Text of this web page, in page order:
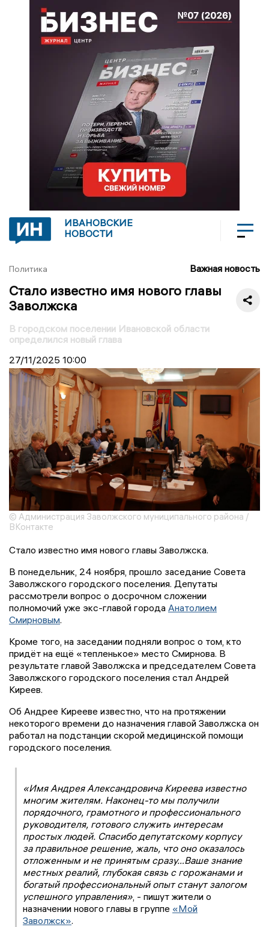
ИВАНОВСКИЕ
НОВОСТИ
Политика Важная новость
Стало известно имя нового главы
Заволжска
В городском поселении Ивановской области
определился новый глава
27/11/2025 10:00
© Администрация Заволжского муниципального района /
ВКонтакте
Стало известно имя нового главы Заволжска.
В понедельник, 24 ноября, прошло заседание Совета
Заволжского городского поселения. Депутаты
рассмотрели вопрос о досрочном сложении
полномочий уже экс-главой города Анатолием
Смирновым.
Кроме того, на заседании подняли вопрос о том, кто
придёт на ещё «тепленькое» место Смирнова. В
результате главой Заволжска и председателем Совета
Заволжского городского поселения стал Андрей
Киреев.
Об Андрее Кирееве известно, что на протяжении
некоторого времени до назначения главой Заволжска он
работал на подстанции скорой медицинской помощи
городского поселения.
«Имя Андрея Александровича Киреева известно
многим жителям. Наконец-то мы получили
порядочного, грамотного и профессионального
руководителя, готового служить интересам
простых людей. Спасибо депутатскому корпусу
за правильное решение, жаль, что оно оказалось
отложенным и не принятым сразу…Ваше знание
местных реалий, глубокая связь с горожанами и
богатый профессиональный опыт станут залогом
успешного управления» , - пишут жители о
назначении нового главы в группе «Мой
Заволжск».